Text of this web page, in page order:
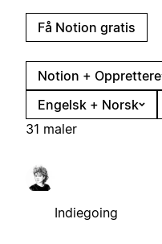
Få Notion gratis
Notion + Opprettere
Engelsk + Norsk
31 maler
Indiegoing